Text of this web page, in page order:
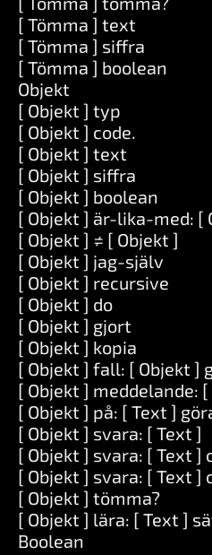
[ Tömma ] text
[ Tömma ] siffra
[ Tömma ] boolean
Objekt
[ Objekt ] typ
[ Objekt ] code.
[ Objekt ] text
[ Objekt ] siffra
[ Objekt ] boolean
[ Objekt ] är-lika-med: [
[ Objekt ] ≠ [ Objekt ]
[ Objekt ] jag-själv
[ Objekt ] recursive
[ Objekt ] do
[ Objekt ] gjort
[ Objekt ] kopia
[ Objekt ] fall: [ Objekt ]
[ Objekt ] meddelande:
[ Objekt ] på: [ Text ]
[ Objekt ] svara: [ Text ]
[ Objekt ] svara: [ Text ]
[ Objekt ] svara: [ Text ]
[ Objekt ] tömma?
[ Objekt ] lära: [ Text ]
Boolean